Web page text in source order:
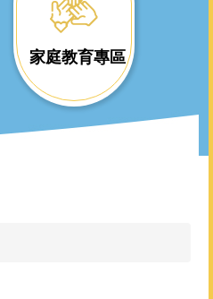
家庭教育專區